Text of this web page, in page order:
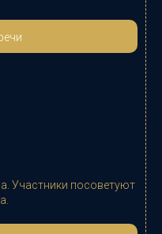
Участники посоветуют